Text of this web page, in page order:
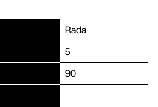
Rada
5
90